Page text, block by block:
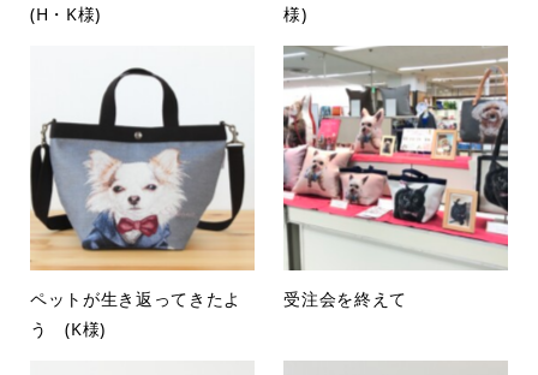
(H・K様)
様)
ペットが生き返ってきたよ
う (K様)
受注会を終えて